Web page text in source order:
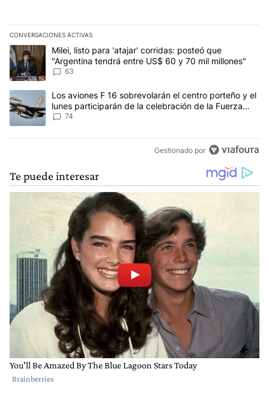
CONVERSACIONES ACTIVAS
Este listado muestra los artículos con más comentarios en los
Un artículo de tendencia con el título "Milei, listo para 'atajar'
Milei, listo para 'atajar' corridas: posteó que
"Argentina tendrá entre US$ 60 y 70 mil millones"
63
Un artículo de tendencia con el título "Los aviones F 16
Los aviones F 16 sobrevolarán el centro porteño y el
lunes participarán de la celebración de la Fuerza
Aérea
74
Gestionado por